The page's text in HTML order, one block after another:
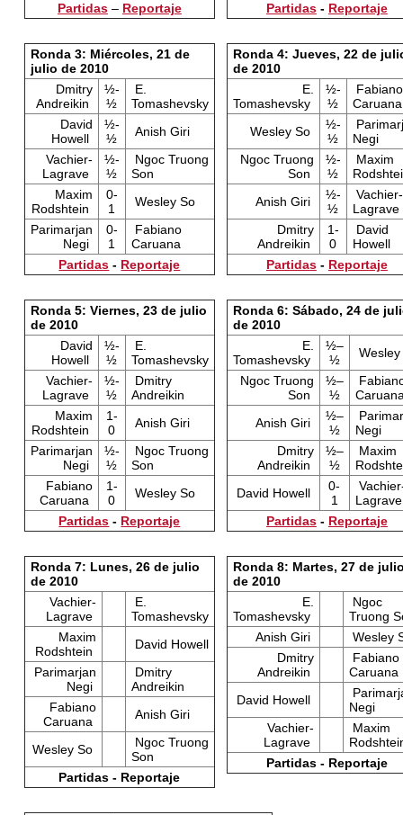
Partidas– Reportaje
Partidas- Reportaje
Ronda 3: Miércoles, 21 de
julio de 2010
Dmitry
Andreikin
½-
½
E.
Tomashevsky
David
Howell
½-
½
Anish Giri
Vachier-
Lagrave
½-
½
Ngoc Truong
Son
Maxim
Rodshtein
0-
1
Wesley So
Parimarjan
Negi
0-
1
Fabiano
Caruana
Partidas - Reportaje
Ronda 4: Jueves, 22 de
de 2010
E.
Tomashevsky
½-
½
Fabiano
Caruana
Wesley So
½-
½
Negi
Ngoc Truong
Son
½-
½
Maxim
Anish Giri
½-
½
Vachier-
Lagrave
Dmitry
Andreikin
1-
0
David
Howell
Partidas- Reportaje
Ronda 5: Viernes, 23 de julio
de 2010
David
Howell
½-
½
E.
Tomashevsky
Vachier-
Lagrave
½-
½
Dmitry
Andreikin
Maxim
Rodshtein
1-
0
Anish Giri
Parimarjan
Negi
½-
½
Ngoc Truong
Son
Fabiano
Caruana
1-
0
Wesley So
Partidas - Reportaje
Ronda 6: Sábado, 24 de
de 2010
E.
Tomashevsky
½–
½
Wesley
Ngoc Truong
Son
½–
½
Anish Giri
½–
½
Negi
Dmitry
Andreikin
½–
½
Maxim
David Howell
0-
1
Partidas- Reportaje
Ronda 7: Lunes, 26 de julio
de 2010
Vachier-
Lagrave
E.
Tomashevsky
Maxim
Rodshtein
David Howell
Parimarjan
Negi
Dmitry
Andreikin
Fabiano
Caruana
Anish Giri
Wesley So
Ngoc Truong
Son
Partidas - Reportaje
Ronda 8: Martes, 27 de
de 2010
E.
Tomashevsky
Ngoc
Truong
Anish Giri
Wesley
Dmitry
Andreikin
Fabiano
Caruana
David Howell
Negi
Vachier-
Lagrave
Maxim
Partidas - Reportaje